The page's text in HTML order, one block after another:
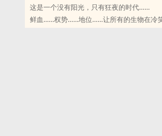
这是一个没有阳光，只有狂夜的时代……
鲜血……权势……地位……让所有的生物在冷